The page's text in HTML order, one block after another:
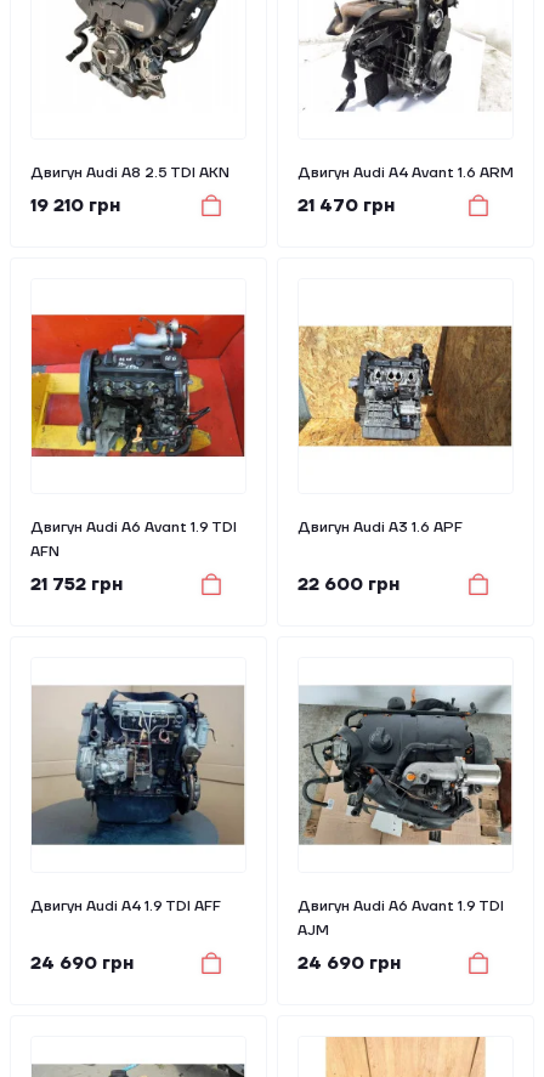
Двигун Audi A8 2.5 TDI AKN
19 210 грн
Двигун Audi A4 Avant 1.6 ARM
21 470 грн
Двигун Audi A6 Avant 1.9 TDI
AFN
21 752 грн
Двигун Audi A3 1.6 APF
22 600 грн
Двигун Audi A4 1.9 TDI AFF
24 690 грн
Двигун Audi A6 Avant 1.9 TDI
AJM
24 690 грн